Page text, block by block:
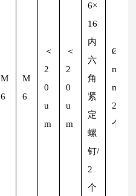
M
6
M
6
＜
2
0
u
m
＜
2
0
u
m
6×
16
内
六
角
紧
定
螺
钉/
2
个
Ø
m
m/
2
个